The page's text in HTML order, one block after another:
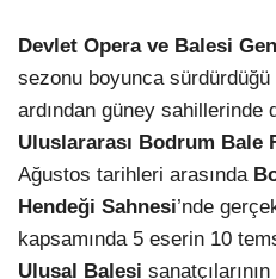
Devlet Opera ve Balesi
sezonu boyunca sürdürdüğü
ardından güney sahillerinde
Uluslararası Bodrum Bale
Ağustos tarihleri arasında
Hendeği Sahnesi’nde
kapsamında 5 eserin 10
Ulusal Balesi